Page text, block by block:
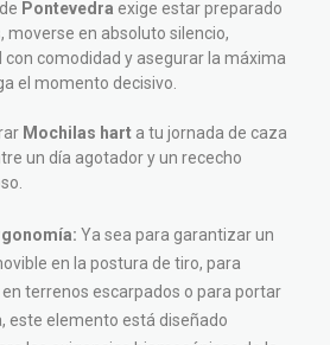
Pontevedra exige estar preparado
moverse en absoluto silencio,
comodidad y asegurar la máxima
el momento decisivo.
Mochilas hart a tu jornada de caza
un día agotador y un rececho
Ya sea para garantizar un
en la postura de tiro, para
terrenos escarpados o para portar
este elemento está diseñado